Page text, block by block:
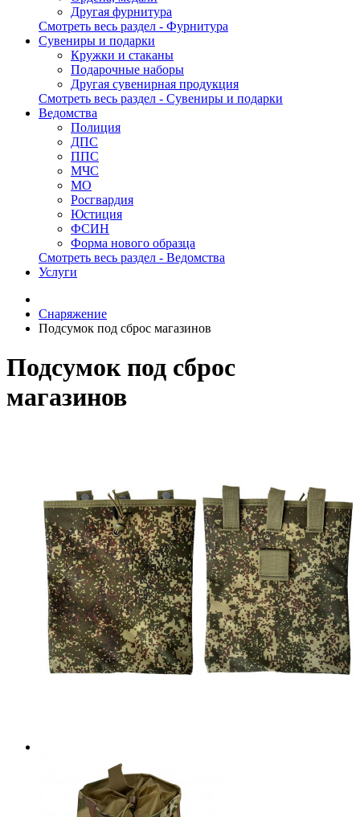
Другая фурнитура
Смотреть весь раздел - Фурнитура
Сувениры и подарки
Кружки и стаканы
Подарочные наборы
Другая сувенирная продукция
Смотреть весь раздел - Сувениры и подарки
Ведомства
Полиция
ДПС
ППС
МЧС
МО
Росгвардия
Юстиция
ФСИН
Форма нового образца
Смотреть весь раздел - Ведомства
Услуги
Снаряжение
Подсумок под сброс магазинов
Подсумок под сброс
магазинов